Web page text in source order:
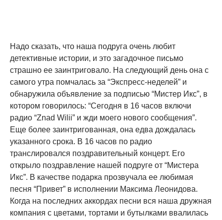
Надо сказать, что наша подруга очень любит
детективные истории, и это загадочное письмо
страшно ее заинтриговало. На следующий день она с
самого утра помчалась за “Экспресс-неделей” и
обнаружила объявление за подписью “Мистер Икс”, в
котором говорилось: “Сегодня в 16 часов включи
радио “Znad Wilii” и жди моего нового сообщения”.
Еще более заинтригованная, она едва дождалась
указанного срока. В 16 часов по радио
транслировался поздравительный концерт. Его
открыло поздравление нашей подруге от “Мистера
Икс”. В качестве подарка прозвучала ее любимая
песня “Привет” в исполнении Максима Леонидова.
Когда на последних аккордах песни вся наша дружная
компания с цветами, тортами и бутылками ввалилась